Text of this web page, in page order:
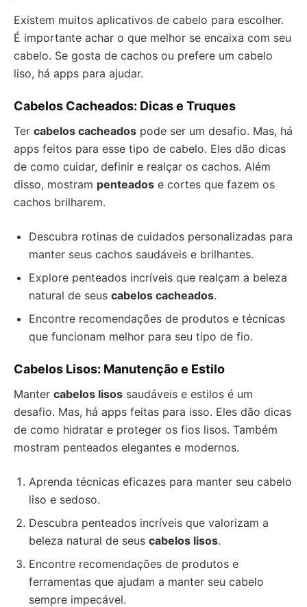
Existem muitos aplicativos de cabelo para escolher.
É importante achar o que melhor se encaixa com seu
cabelo. Se gosta de cachos ou prefere um cabelo
liso, há apps para ajudar.
Cabelos Cacheados: Dicas e Truques
Ter cabelos cacheados pode ser um desafio. Mas, há
apps feitos para esse tipo de cabelo. Eles dão dicas
de como cuidar, definir e realçar os cachos. Além
disso, mostram penteados e cortes que fazem os
cachos brilharem.
Descubra rotinas de cuidados personalizadas para
manter seus cachos saudáveis e brilhantes.
Explore penteados incríveis que realçam a beleza
natural de seus cabelos cacheados.
Encontre recomendações de produtos e técnicas
que funcionam melhor para seu tipo de fio.
Cabelos Lisos: Manutenção e Estilo
Manter cabelos lisos saudáveis e estilos é um
desafio. Mas, há apps feitas para isso. Eles dão dicas
de como hidratar e proteger os fios lisos. Também
mostram penteados elegantes e modernos.
Aprenda técnicas eficazes para manter seu cabelo
liso e sedoso.
Descubra penteados incríveis que valorizam a
beleza natural de seus cabelos lisos.
Encontre recomendações de produtos e
ferramentas que ajudam a manter seu cabelo
sempre impecável.